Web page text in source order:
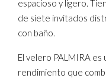
espacioso y ligero.
de siete invitados
con baño.
El velero PALMIRA
rendimiento que